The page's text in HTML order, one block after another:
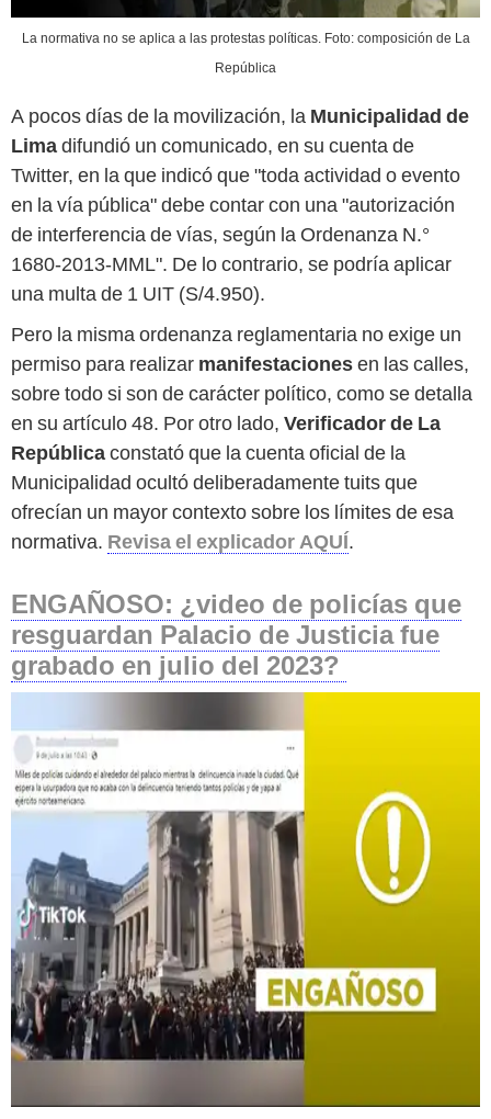
La normativa no se aplica a las protestas políticas. Foto: composición de La
República
A pocos días de la movilización, la Municipalidad de
Limadifundió un comunicado, en su cuenta de
Twitter, en la que indicó que "toda actividad o evento
en la vía pública" debe contar con una "autorización
de interferencia de vías, según la Ordenanza N.°
1680-2013-MML". De lo contrario, se podría aplicar
una multa de 1 UIT (S/4.950).
Pero la misma ordenanza reglamentaria no exige un
permiso para realizar manifestacionesen las calles,
sobre todo si son de carácter político, como se detalla
en su artículo 48. Por otro lado, Verificador de La
Repúblicaconstató que la cuenta oficial de la
Municipalidad ocultó deliberadamente tuits que
ofrecían un mayor contexto sobre los límites de esa
normativa. Revisa el explicador AQUÍ.
ENGAÑOSO: ¿video de policías que
resguardan Palacio de Justicia fue
grabado en julio del 2023?